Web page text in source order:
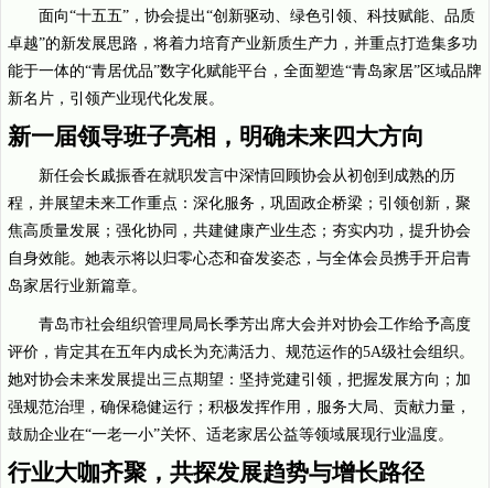
面向“十五五”，协会提出“创新驱动、绿色引领、科技赋能、品质
卓越”的新发展思路，将着力培育产业新质生产力，并重点打造集多功
能于一体的“青居优品”数字化赋能平台，全面塑造“青岛家居”区域品牌
新名片，引领产业现代化发展。
新一届领导班子亮相，明确未来四大方向
新任会长戚振香在就职发言中深情回顾协会从初创到成熟的历
程，并展望未来工作重点：深化服务，巩固政企桥梁；引领创新，聚
焦高质量发展；强化协同，共建健康产业生态；夯实内功，提升协会
自身效能。她表示将以归零心态和奋发姿态，与全体会员携手开启青
岛家居行业新篇章。
青岛市社会组织管理局局长季芳出席大会并对协会工作给予高度
评价，肯定其在五年内成长为充满活力、规范运作的5A级社会组织。
她对协会未来发展提出三点期望：坚持党建引领，把握发展方向；加
强规范治理，确保稳健运行；积极发挥作用，服务大局、贡献力量，
鼓励企业在“一老一小”关怀、适老家居公益等领域展现行业温度。
行业大咖齐聚，共探发展趋势与增长路径